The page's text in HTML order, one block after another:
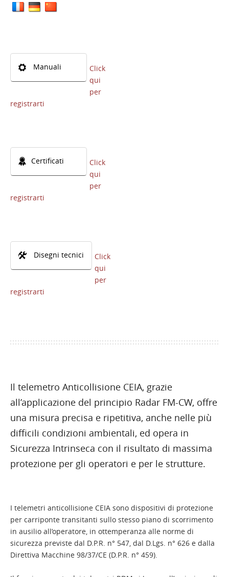
Manuali
Click
qui
per
registrarti
Certificati
Click
qui
per
registrarti
Disegni tecnici
Click
qui
per
registrarti
Il telemetro Anticollisione CEIA, grazie
all’applicazione del principio Radar FM-CW, offre
una misura precisa e ripetitiva, anche nelle più
difficili condizioni ambientali, ed opera in
Sicurezza Intrinseca con il risultato di massima
protezione per gli operatori e per le strutture.
I telemetri anticollisione CEIA sono dispositivi di protezione
per carriponte transitanti sullo stesso piano di scorrimento
in ausilio all’operatore, in ottemperanza alle norme di
sicurezza previste dal D.P.R. n° 547, dal D.Lgs. n° 626 e dalla
Direttiva Macchine 98/37/CE (D.P.R. n° 459).